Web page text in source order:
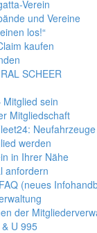
Verein
und Vereine
los!“
kaufen
SCHEER
sein
Mitgliedschaft
werden
in Ihrer Nähe
anfordern
(neues
der
U 995